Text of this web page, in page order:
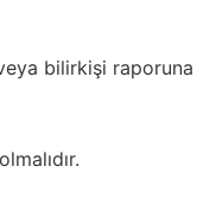
bilirkişi